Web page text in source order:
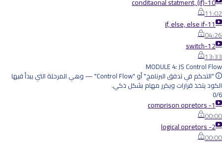
11:02
11-if, else, else if
04:26
12-switch
13:33
MODULE 4: JS Control Flow
"التحكم في تدفق البرنامج" أو "Control Flow" — وهي المرحلة التي يبدأ فيها
الكود يتخذ قرارات ويكرر مهام بشكل ذكي.
0/6
1- comprison opretors
00:00
2- logical opretors
00:00